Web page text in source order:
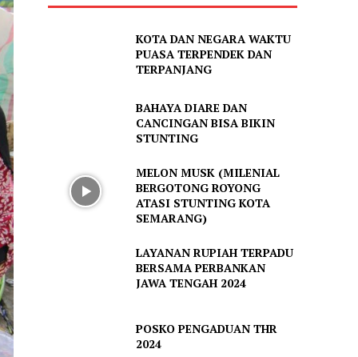
KOTA DAN NEGARA WAKTU
PUASA TERPENDEK DAN
TERPANJANG
BAHAYA DIARE DAN
CANCINGAN BISA BIKIN
STUNTING
MELON MUSK (MILENIAL
BERGOTONG ROYONG
ATASI STUNTING KOTA
SEMARANG)
LAYANAN RUPIAH TERPADU
BERSAMA PERBANKAN
JAWA TENGAH 2024
POSKO PENGADUAN THR
2024